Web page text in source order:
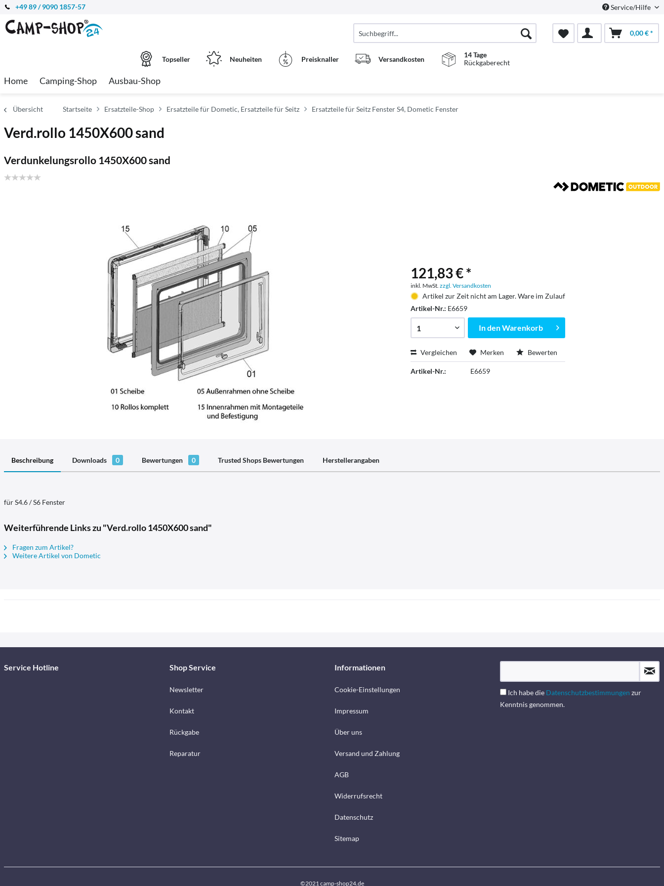
+49 89 / 9090 1857-57 Service/Hilfe
0,00 € *
Topseller Neuheiten Preisknaller Versandkosten
14 Tage
Rückgaberecht
Home Camping-Shop Ausbau-Shop
Übersicht Startseite Ersatzteile-Shop Ersatzteile für Dometic, Ersatzteile für Seitz Ersatzteile für Seitz Fenster S4, Dometic Fenster
Verd.rollo 1450X600 sand
Verdunkelungsrollo 1450X600 sand
121,83 € *
inkl. MwSt.zzgl. Versandkosten
Artikel zur Zeit nicht am Lager. Ware im Zulauf
Artikel-Nr.: E6659
In denWarenkorb
Vergleichen Merken Bewerten
Artikel-Nr.: E6659
Beschreibung Downloads 0 Bewertungen 0 Trusted Shops Bewertungen Herstellerangaben
für S4.6 / S6 Fenster
Weiterführende Links zu "Verd.rollo 1450X600 sand"
Fragen zum Artikel?
Weitere Artikel von Dometic
Service Hotline Shop Service
Newsletter
Kontakt
Rückgabe
Reparatur
Informationen
Cookie-Einstellungen
Impressum
Über uns
Versand und Zahlung
AGB
Widerrufsrecht
Datenschutz
Sitemap
Ich habe die Datenschutzbestimmungen zur
Kenntnis genommen.
©2021 camp-shop24.de